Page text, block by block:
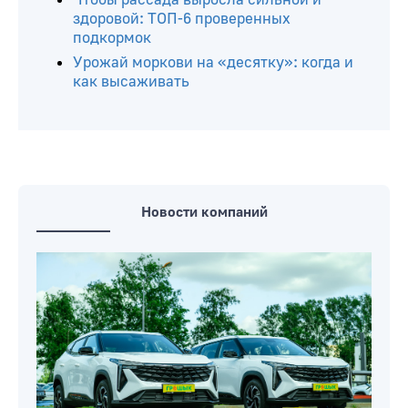
здоровой: ТОП-6 проверенных
подкормок
Урожай моркови на «десятку»: когда и
как высаживать
Новости компаний